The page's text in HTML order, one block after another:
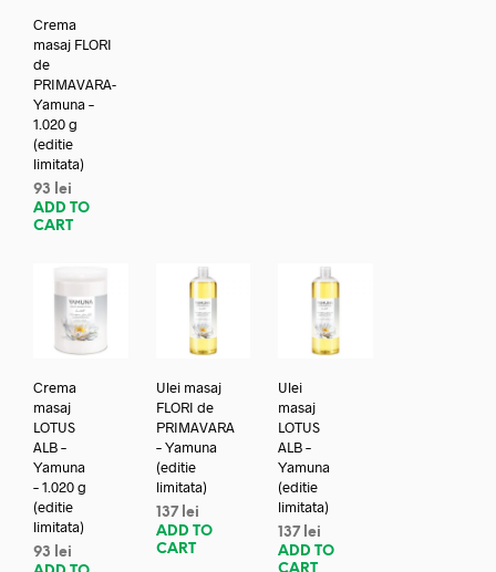
Crema
masaj FLORI
de
PRIMAVARA-
Yamuna –
1.020 g
(editie
limitata)
93
lei
ADD TO
CART
Crema
masaj
LOTUS
ALB –
Yamuna
– 1.020 g
(editie
limitata)
93
lei
Ulei masaj
FLORI de
PRIMAVARA
– Yamuna
(editie
limitata)
137 lei
ADD TO
CART
Ulei
masaj
LOTUS
ALB –
Yamuna
(editie
limitata)
137 lei
ADD TO
CART